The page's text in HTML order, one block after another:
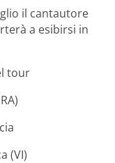
il cantautore
a esibirsi in
tour
(VI)